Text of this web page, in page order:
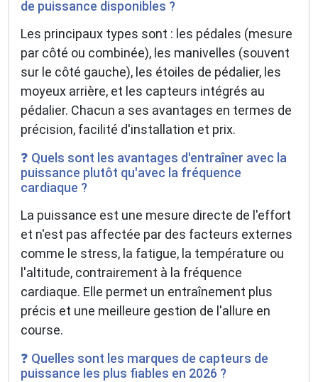
de puissance disponibles ?
Les principaux types sont : les pédales (mesure
par côté ou combinée), les manivelles (souvent
sur le côté gauche), les étoiles de pédalier, les
moyeux arrière, et les capteurs intégrés au
pédalier. Chacun a ses avantages en termes de
précision, facilité d'installation et prix.
❓ Quels sont les avantages d'entraîner avec la
puissance plutôt qu'avec la fréquence
cardiaque ?
La puissance est une mesure directe de l'effort
et n'est pas affectée par des facteurs externes
comme le stress, la fatigue, la température ou
l'altitude, contrairement à la fréquence
cardiaque. Elle permet un entraînement plus
précis et une meilleure gestion de l'allure en
course.
❓ Quelles sont les marques de capteurs de
puissance les plus fiables en 2026 ?